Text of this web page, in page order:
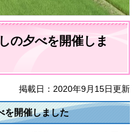
の夕べを開催しま
掲載日：2020年9月15日更新
を開催しました